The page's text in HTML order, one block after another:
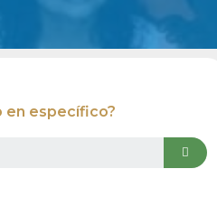
en específico?